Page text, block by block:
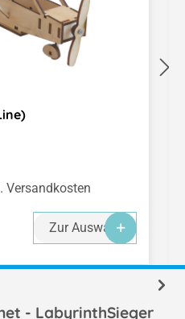
Versandkosten
Zur Auswahl
- LabyrinthSieger